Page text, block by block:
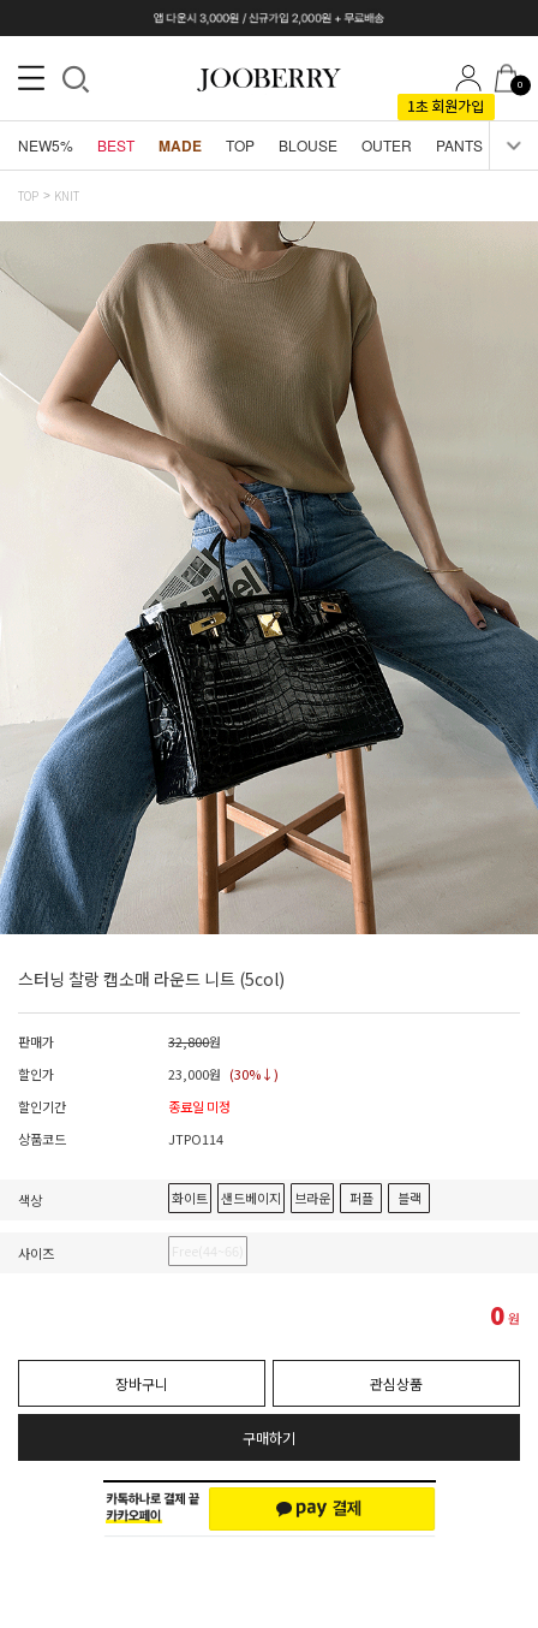
0
NEW5% BEST MADE TOP BLOUSE OUTER PANTS
TOP KNIT
스터닝 찰랑 캡소매 라운드 니트 (5col)
판매가 32,800원
할인가
23,000원 (30%↓)
할인기간
종료일 미정
상품코드
JTPO114
색상 화이트 샌드베이지 브라운 퍼플 블랙
사이즈
0원
장바구니 관심상품
구매하기